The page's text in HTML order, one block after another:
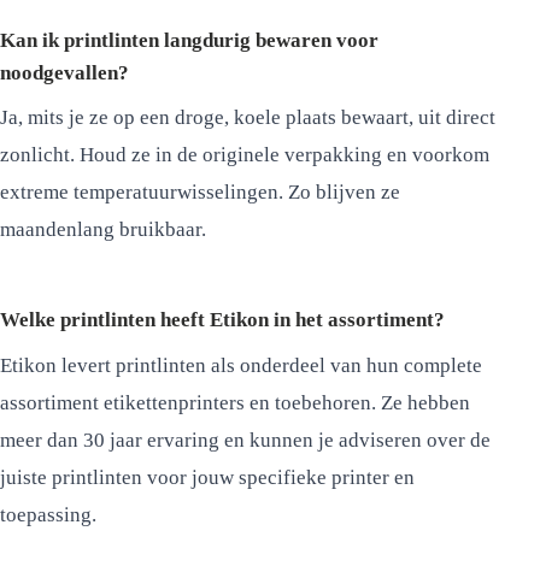
Kan ik printlinten langdurig bewaren voor
noodgevallen?
Ja, mits je ze op een droge, koele plaats bewaart, uit direct
zonlicht. Houd ze in de originele verpakking en voorkom
extreme temperatuurwisselingen. Zo blijven ze
maandenlang bruikbaar.
Welke printlinten heeft Etikon in het assortiment?
Etikon levert printlinten als onderdeel van hun complete
assortiment etikettenprinters en toebehoren. Ze hebben
meer dan 30 jaar ervaring en kunnen je adviseren over de
juiste printlinten voor jouw specifieke printer en
toepassing.